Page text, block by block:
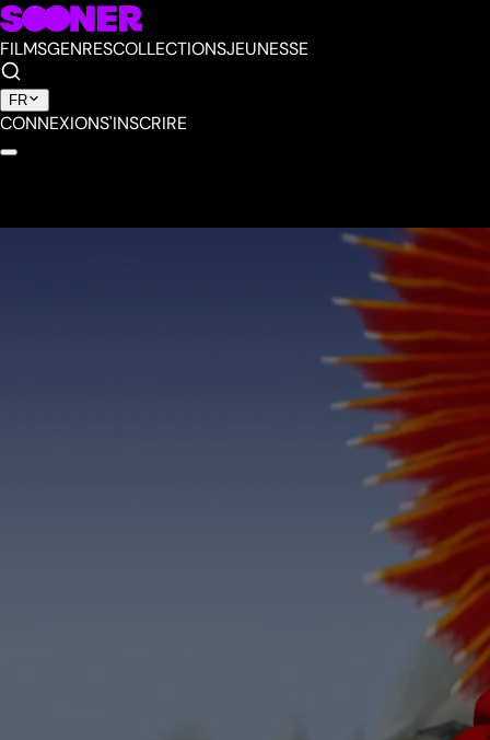
FILMSGENRESCOLLECTIONSJEUNESSE
FR
CONNEXIONS'INSCRIRE